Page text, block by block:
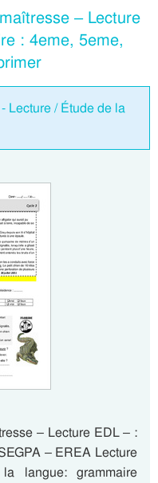
– Lecture
: 4eme, 5eme,
Lecture / Étude de la
– Lecture EDL – :
– EREA Lecture
langue: grammaire